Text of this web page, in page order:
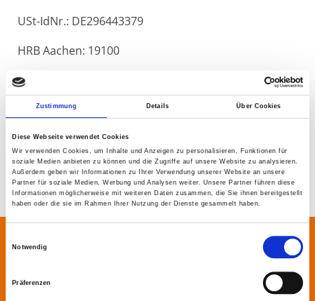
Zustimmung Details Über Cookies
Diese Webseite verwendet Cookies
Wir verwenden Cookies, um Inhalte und Anzeigen zu personalisieren, Funktionen für
soziale Medien anbieten zu können und die Zugriffe auf unsere Website zu analysieren.
Außerdem geben wir Informationen zu Ihrer Verwendung unserer Website an unsere
Partner für soziale Medien, Werbung und Analysen weiter. Unsere Partner führen diese
Informationen möglicherweise mit weiteren Daten zusammen, die Sie ihnen bereitgestellt
haben oder die sie im Rahmen Ihrer Nutzung der Dienste gesammelt haben.
Notwendig
Präferenzen
USt-IdNr.: DE296443379
HRB Aachen: 19100
© Copyright 2026 – Alle Rechte vorbehalten
SEITENFUSS